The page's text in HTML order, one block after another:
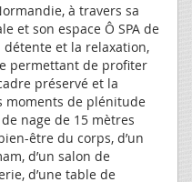
à travers sa
et son espace Ô SPA de
détente et la relaxation,
permettant de profiter
préservé et la
moments de plénitude
nage de 15 mètres
être du corps, d’un
d’un salon de
d’une table de